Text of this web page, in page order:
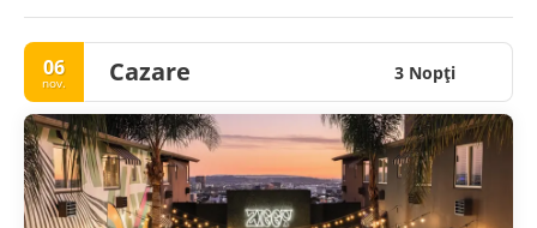
06
nov. Cazare 3 Nopţi